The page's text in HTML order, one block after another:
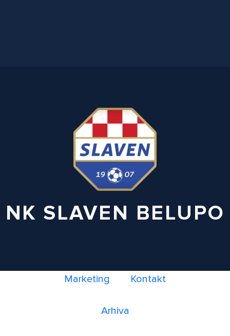
NK SLAVEN BELUPO
Marketing Kontakt
Arhiva